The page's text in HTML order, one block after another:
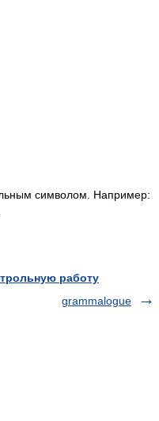
символом. Например:
работу
grammalogue